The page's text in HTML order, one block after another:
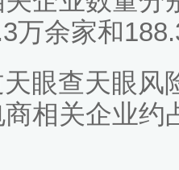
万余家和
眼查天眼风
相关企业约